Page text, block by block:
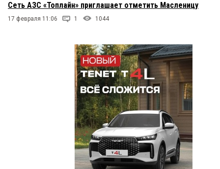
Сеть АЗС «Топлайн» приглашает отметить Масленицу
17 февраля 11:06 1 1044